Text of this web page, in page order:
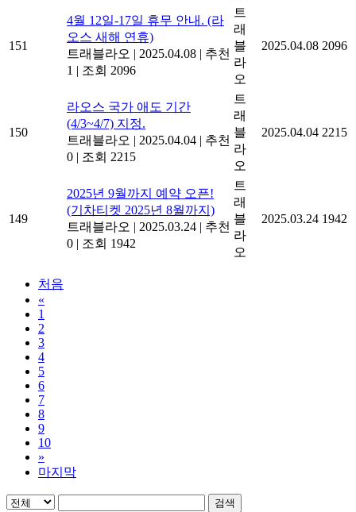
151
4월 12일-17일 휴무 안내. (라
오스 새해 연휴)
트래블라오 | 2025.04.08 | 추천
1 | 조회 2096
트
래
블
라
오
2025.04.08 2096
150
라오스 국가 애도 기간
(4/3~4/7) 지정.
트래블라오 | 2025.04.04 | 추천
0 | 조회 2215
트
래
블
라
오
2025.04.04 2215
149
2025년 9월까지 예약 오픈!
(기차티켓 2025년 8월까지)
트래블라오 | 2025.03.24 | 추천
0 | 조회 1942
트
래
블
라
오
2025.03.24 1942
처음
«
1
2
3
4
5
6
7
8
9
10
»
마지막
검색